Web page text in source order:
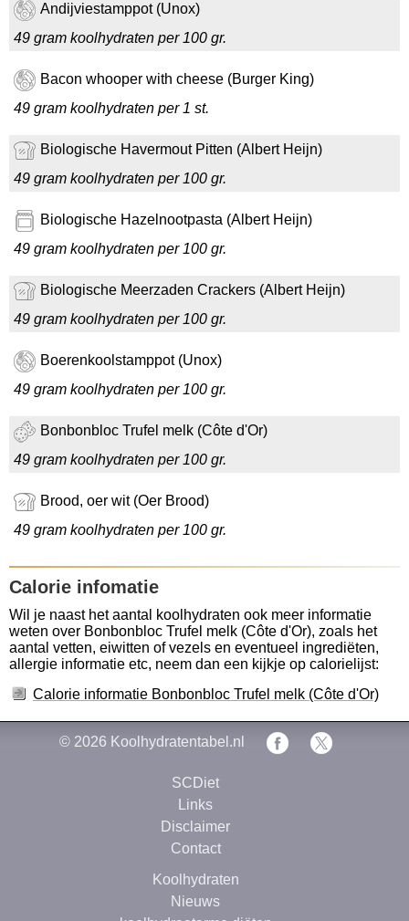
Andijviestamppot (Unox)
49 gram koolhydraten per 100 gr.
Bacon whooper with cheese (Burger King)
49 gram koolhydraten per 1 st.
Biologische Havermout Pitten (Albert Heijn)
49 gram koolhydraten per 100 gr.
Biologische Hazelnootpasta (Albert Heijn)
49 gram koolhydraten per 100 gr.
Biologische Meerzaden Crackers (Albert Heijn)
49 gram koolhydraten per 100 gr.
Boerenkoolstamppot (Unox)
49 gram koolhydraten per 100 gr.
Bonbonbloc Trufel melk (Côte d'Or)
49 gram koolhydraten per 100 gr.
Brood, oer wit (Oer Brood)
49 gram koolhydraten per 100 gr.
Calorie infomatie
Wil je naast het aantal koolhydraten ook meer informatie
weten over Bonbonbloc Trufel melk (Côte d'Or), zoals het
aantal vetten, eiwitten of vezels en eventueel ingrediëten,
allergie informatie etc, neem dan een kijkje op calorielijst:
Calorie informatie Bonbonbloc Trufel melk (Côte d'Or)
© 2026 Koolhydratentabel.nl
SCDiet
Links
Disclaimer
Contact
Koolhydraten
Nieuws